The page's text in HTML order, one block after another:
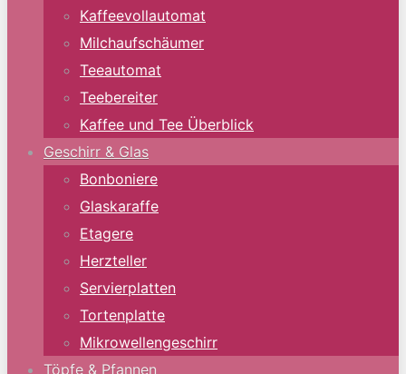
Kaffeevollautomat
Milchaufschäumer
Teeautomat
Teebereiter
Kaffee und Tee Überblick
Geschirr & Glas
Bonboniere
Glaskaraffe
Etagere
Herzteller
Servierplatten
Tortenplatte
Mikrowellengeschirr
Töpfe & Pfannen